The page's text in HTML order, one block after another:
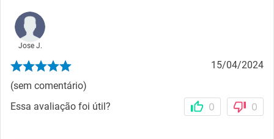
Jose J.
15/04/2024
(sem comentário)
Essa avaliação foi útil?
0 0